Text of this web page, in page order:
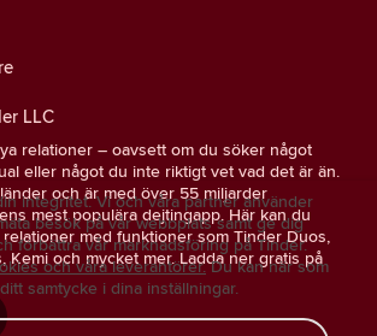
LLC
relationer – oavsett om du söker något
eller något du inte riktigt vet vad det är än.
och är med över 55 miljarder
mest populära dejtingapp. Här kan du
med funktioner som Tinder Duos,
Kemi och mycket mer. Ladda ner gratis på
integritet. Vi och våra partner använder
besök på vår webbplats samt ge dig
förbättra vår marknadsföring på Tinder.
och våra leverantörer. Du kan när som
samtycke i dina inställningar.